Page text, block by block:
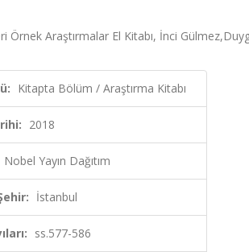
Örnek Araştırmalar El Kitabı, İnci
Kitapta Bölüm / Araştırma Kitabı
2018
Nobel Yayın Dağıtım
İstanbul
ss.577-586